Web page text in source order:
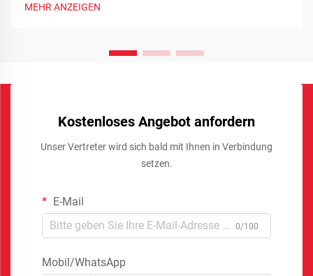
MEHR ANZEIGEN
Kostenloses Angebot anfordern
Unser Vertreter wird sich bald mit Ihnen in Verbindung
setzen.
E-Mail
0/100
Mobil/WhatsApp